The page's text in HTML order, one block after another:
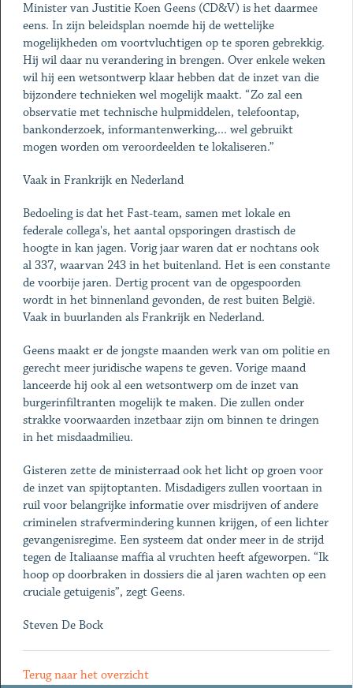
Minister van Justitie Koen Geens (CD&V) is het daarmee
eens. In zijn beleidsplan noemde hij de wettelijke
mogelijkheden om voortvluchtigen op te sporen gebrekkig.
Hij wil daar nu verandering in brengen. Over enkele weken
wil hij een wetsontwerp klaar hebben dat de inzet van die
bijzondere technieken wel mogelijk maakt. “Zo zal een
observatie met technische hulpmiddelen, telefoontap,
bankonderzoek, informantenwerking,... wel gebruikt
mogen worden om veroordeelden te lokaliseren.”
Vaak in Frankrijk en Nederland
Bedoeling is dat het Fast-team, samen met lokale en
federale collega's, het aantal opsporingen drastisch de
hoogte in kan jagen. Vorig jaar waren dat er nochtans ook
al 337, waarvan 243 in het buitenland. Het is een constante
de voorbije jaren. Dertig procent van de opgespoorden
wordt in het binnenland gevonden, de rest buiten België.
Vaak in buurlanden als Frankrijk en Nederland.
Geens maakt er de jongste maanden werk van om politie en
gerecht meer juridische wapens te geven. Vorige maand
lanceerde hij ook al een wetsontwerp om de inzet van
burgerinfiltranten mogelijk te maken. Die zullen onder
strakke voorwaarden inzetbaar zijn om binnen te dringen
in het misdaadmilieu.
Gisteren zette de ministerraad ook het licht op groen voor
de inzet van spijtoptanten. Misdadigers zullen voortaan in
ruil voor belangrijke informatie over misdrijven of andere
criminelen strafvermindering kunnen krijgen, of een lichter
gevangenisregime. Een systeem dat onder meer in de strijd
tegen de Italiaanse maffia al vruchten heeft afgeworpen. “Ik
hoop op doorbraken in dossiers die al jaren wachten op een
cruciale getuigenis”, zegt Geens.
Steven De Bock
Terug naar het overzicht